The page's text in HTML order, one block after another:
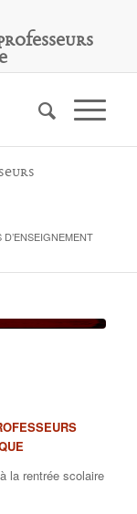
rofesseurs
à la rentrée scolaire